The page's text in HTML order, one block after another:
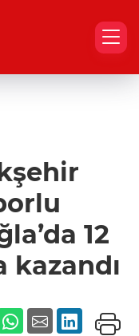
12
kazandı